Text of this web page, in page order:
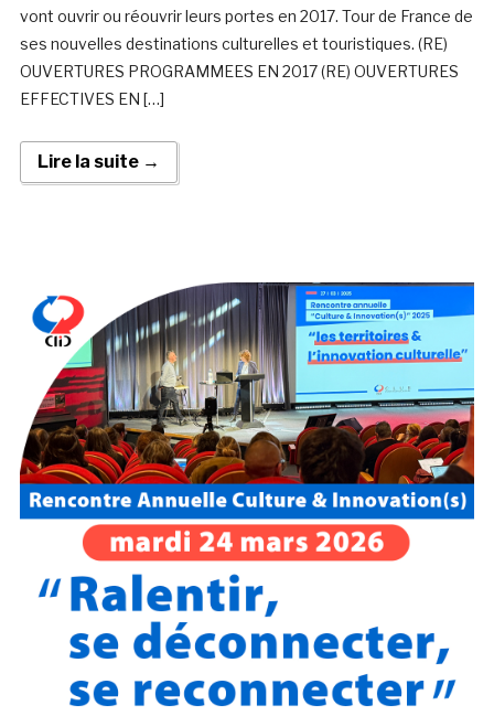
vont ouvrir ou réouvrir leurs portes en 2017. Tour de France de
ses nouvelles destinations culturelles et touristiques. (RE)
OUVERTURES PROGRAMMEES EN 2017 (RE) OUVERTURES
EFFECTIVES EN […]
Lire la suite →